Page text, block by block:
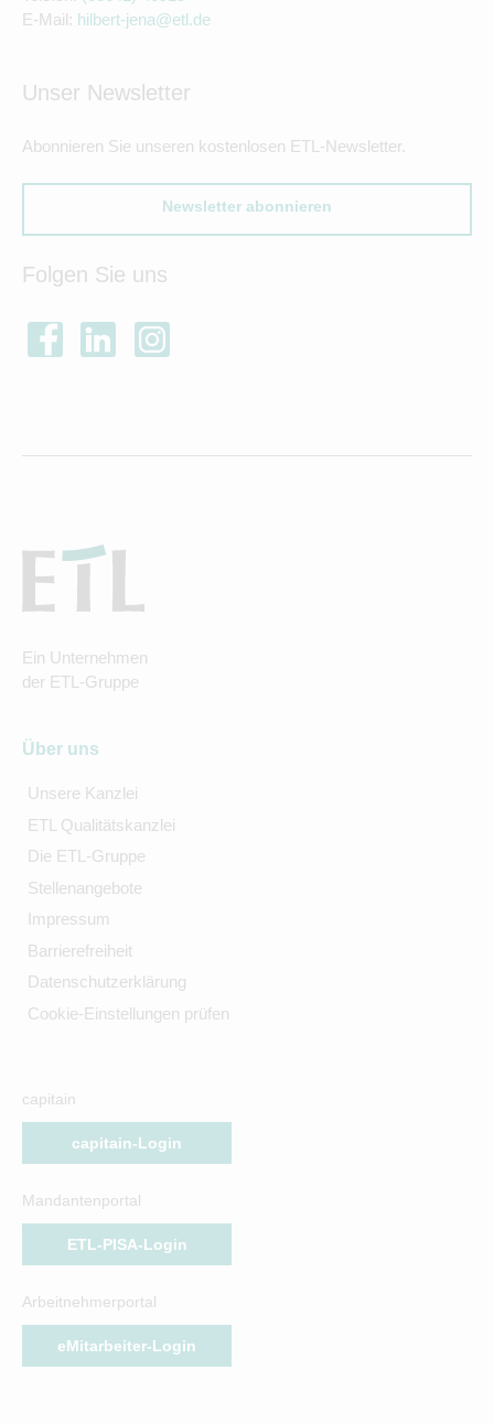
E-Mail: hilbert-jena@etl.de
Unser Newsletter
Abonnieren Sie unseren kostenlosen ETL-Newsletter.
Newsletter abonnieren
Folgen Sie uns
Ein Unternehmen
der ETL-Gruppe
Über uns
Unsere Kanzlei
ETL Qualitätskanzlei
Die ETL-Gruppe
Stellenangebote
Impressum
Barrierefreiheit
Datenschutzerklärung
Cookie-Einstellungen prüfen
capitain
capitain-Login
Mandantenportal
ETL-PISA-Login
Arbeitnehmerportal
eMitarbeiter-Login